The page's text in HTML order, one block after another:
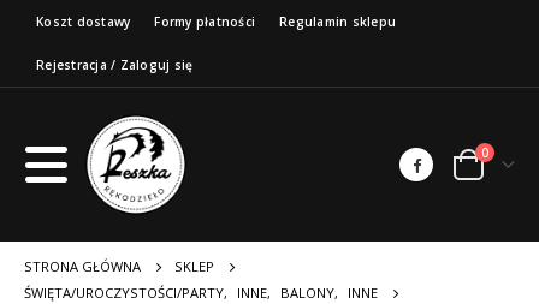
Koszt dostawy Formy płatności Regulamin sklepu
Rejestracja / Zaloguj się
0
STRONA GŁÓWNA
SKLEP
ŚWIĘTA/UROCZYSTOŚCI/PARTY, INNE, BALONY,
INNE